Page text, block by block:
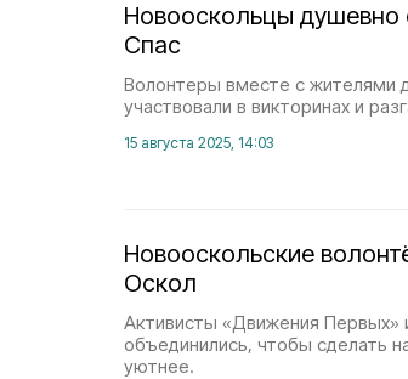
Новооскольцы душевно
Спас
Волонтеры вместе с жителями
участвовали в викторинах и
15 августа 2025, 14:03
Новооскольские
Оскол
Активисты «Движения
объединились, чтобы сделать
уютнее.